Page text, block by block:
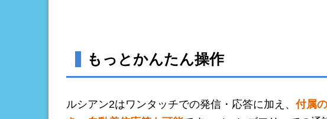
もっとかんたん操作
ルシアン2はワンタッチでの発信・応答に加え、付属